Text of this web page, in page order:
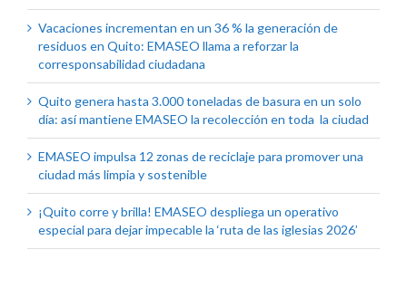
Vacaciones incrementan en un 36 % la generación de
residuos en Quito: EMASEO llama a reforzar la
corresponsabilidad ciudadana
Quito genera hasta 3.000 toneladas de basura en un solo
día: así mantiene EMASEO la recolección en toda la ciudad
EMASEO impulsa 12 zonas de reciclaje para promover una
ciudad más limpia y sostenible
¡Quito corre y brilla! EMASEO despliega un operativo
especial para dejar impecable la ‘ruta de las iglesias 2026’